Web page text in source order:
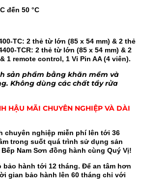
đến 50 °C
TC: 2 thẻ từ lớn (85 x 54 mm) & 2 thẻ
TCR: 2 thẻ từ lớn (85 x 54 mm) & 2
1 remote control, 1 Vỉ Pin AA (4 viên).
sản phẩm bằng khăn mềm và
Không dùng các chất tẩy rửa
HẬU MÃI CHUYÊN NGHIỆP VÀ DÀI
chuyên nghiệp miễn phí lên tới 36
trong suốt quá trình sử dụng sản
Nam Sơn đồng hành cùng Quý Vị!
hành tới 12 tháng. Để an tâm hơn
gian bảo hành lên 60 tháng chỉ với